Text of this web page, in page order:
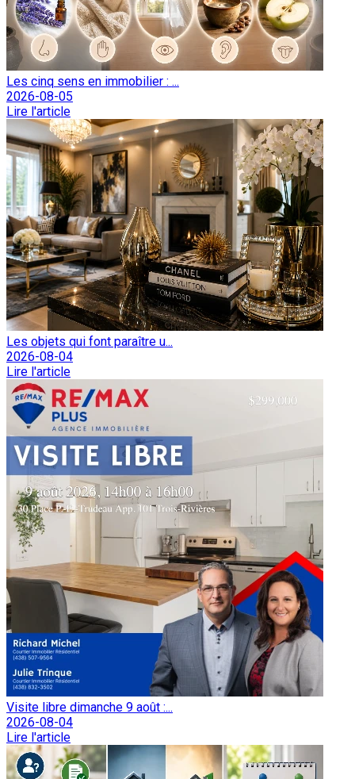
Les cinq sens en immobilier : ...
2026-08-05
Lire l'article
Les objets qui font paraître u...
2026-08-04
Lire l'article
Visite libre dimanche 9 août :...
2026-08-04
Lire l'article